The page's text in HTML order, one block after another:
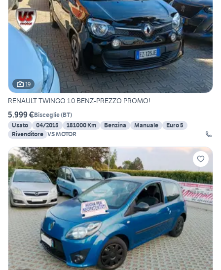
19
RENAULT TWINGO 1.0 BENZ-PREZZO PROMO!
5.999 €Bisceglie(BT)
Usato
04/2015 181000 Km Benzina Manuale
Euro 5
Rivenditore VS MOTOR